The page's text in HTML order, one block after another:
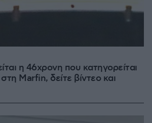
η 46χρονη που κατηγορείται
Marfin, δείτε βίντεο και